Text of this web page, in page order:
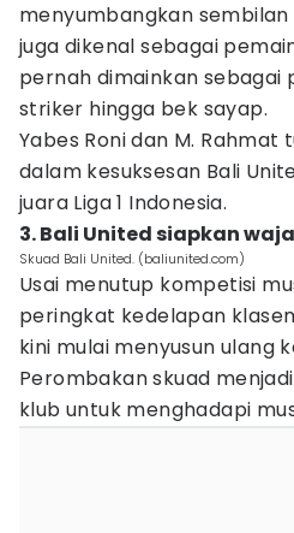
menyumbangkan sembilan
juga dikenal sebagai
pernah dimainkan sebagai
striker hingga bek sayap.
Yabes Roni dan M.
dalam kesuksesan Bali
juara Liga 1 Indonesia.
3. Bali United siapkan
Skuad Bali United. (baliunited.com)
Usai menutup kompetisi
peringkat kedelapan
kini mulai menyusun ulang
Perombakan skuad
klub untuk menghadapi